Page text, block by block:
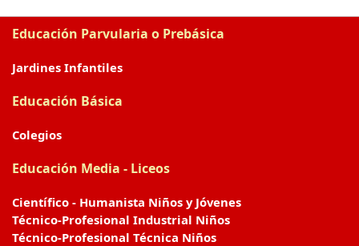
Educación Parvularia o Prebásica
Jardines Infantiles
Educación Básica
Colegios
Educación Media - Liceos
Científico - Humanista Niños y Jóvenes
Técnico-Profesional Industrial Niños
Técnico-Profesional Técnica Niños